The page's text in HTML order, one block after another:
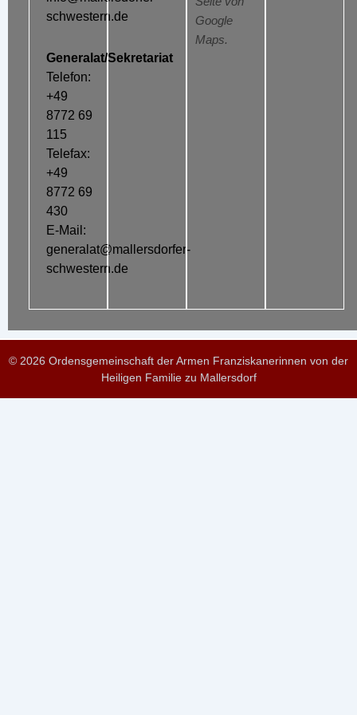
schwestern.de
Generalat/Sekretariat
Telefon:
+49
8772 69
115
Telefax:
+49
8772 69
430
E-Mail:
generalat@mallersdorfer-
schwestern.de
Google
Maps.
© 2026 Ordensgemeinschaft der Armen Franziskanerinnen von der
Heiligen Familie zu Mallersdorf